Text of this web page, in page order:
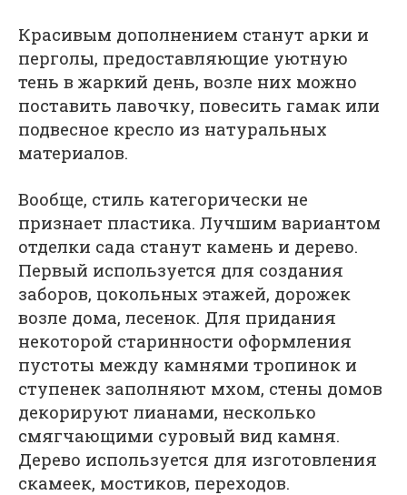
Красивым дополнением станут арки и
перголы, предоставляющие уютную
тень в жаркий день, возле них можно
поставить лавочку, повесить гамак или
подвесное кресло из натуральных
материалов.
Вообще, стиль категорически не
признает пластика. Лучшим вариантом
отделки сада станут камень и дерево.
Первый используется для создания
заборов, цокольных этажей, дорожек
возле дома, лесенок. Для придания
некоторой старинности оформления
пустоты между камнями тропинок и
ступенек заполняют мхом, стены домов
декорируют лианами, несколько
смягчающими суровый вид камня.
Дерево используется для изготовления
скамеек, мостиков, переходов.